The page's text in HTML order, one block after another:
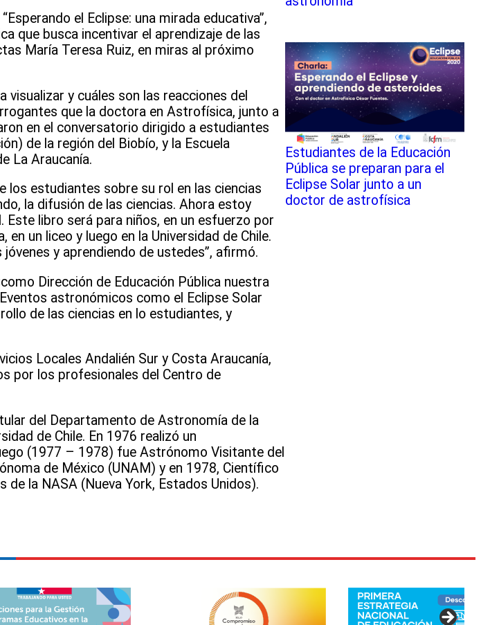
el Eclipse: una mirada educativa”,
que busca incentivar el aprendizaje de las
María Teresa Ruiz, en miras al próximo
y cuáles son las reacciones del
que la doctora en Astrofísica, junto a
en el conversatorio dirigido a estudiantes
de la región del Biobío, y la Escuela
La Araucanía.
los estudiantes sobre su rol en las ciencias
la difusión de las ciencias. Ahora estoy
libro será para niños, en un esfuerzo por
en un liceo y luego en la Universidad de Chile.
y aprendiendo de ustedes”, afirmó.
Dirección de Educación Pública nuestra
astronómicos como el Eclipse Solar
de las ciencias en lo estudiantes, y
Locales Andalién Sur y Costa Araucanía,
por los profesionales del Centro de
del Departamento de Astronomía de la
de Chile. En 1976 realizó un
(1977 – 1978) fue Astrónomo Visitante del
de México (UNAM) y en 1978, Científico
la NASA (Nueva York, Estados Unidos).
Estudiantes de la Educación
Pública se preparan para el
Eclipse Solar junto a un
doctor de astrofísica